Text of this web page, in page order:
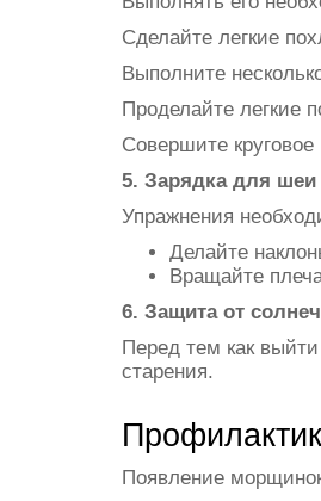
Сделайте легкие
Выполните
Проделайте легкие
Совершите
5. Зарядка для шеи
Упражнения
Делайте
Вращайте
6. Защита от
Перед тем как
старения.
Появление